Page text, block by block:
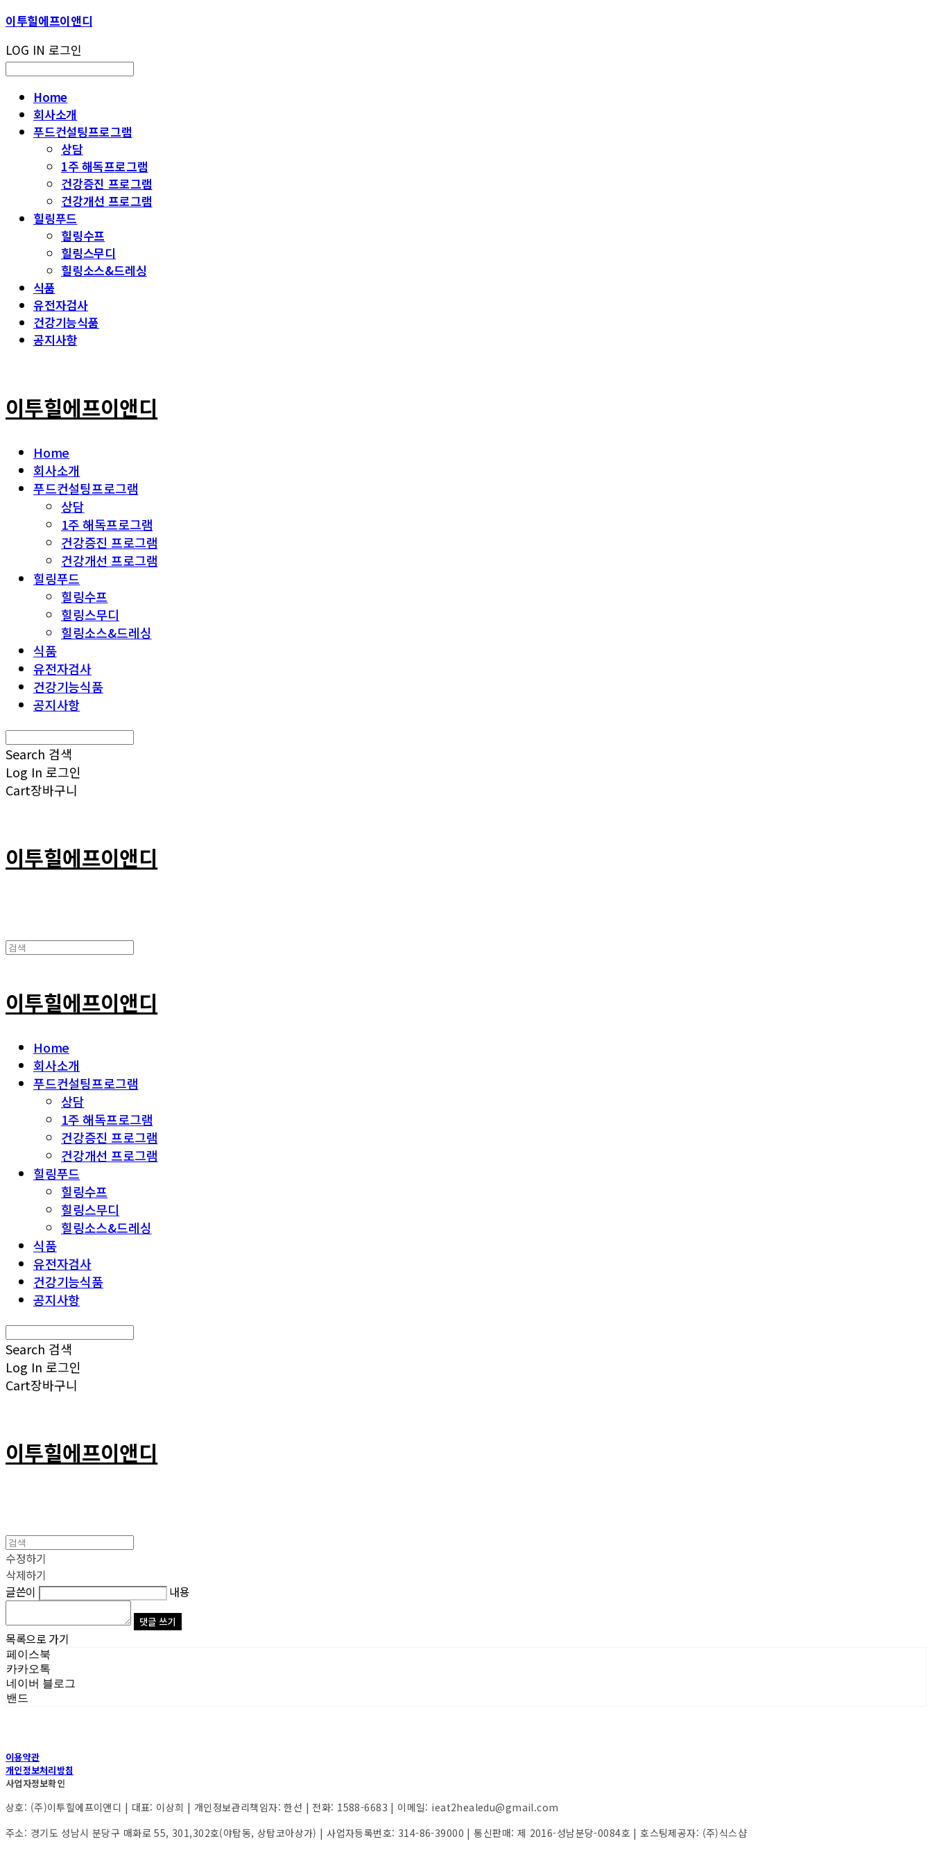
이투힐에프이앤디
LOG IN 로그인
Home
회사소개
푸드컨설팅프로그램
상담
1주 해독프로그램
건강증진 프로그램
건강개선 프로그램
힐링푸드
힐링수프
힐링스무디
힐링소스&드레싱
식품
유전자검사
건강기능식품
공지사항
이투힐에프이앤디
Home
회사소개
푸드컨설팅프로그램
상담
1주 해독프로그램
건강증진 프로그램
건강개선 프로그램
힐링푸드
힐링수프
힐링스무디
힐링소스&드레싱
식품
유전자검사
건강기능식품
공지사항
Search 검색
Log In 로그인
Cart장바구니
이투힐에프이앤디
이투힐에프이앤디
Home
회사소개
푸드컨설팅프로그램
상담
1주 해독프로그램
건강증진 프로그램
건강개선 프로그램
힐링푸드
힐링수프
힐링스무디
힐링소스&드레싱
식품
유전자검사
건강기능식품
공지사항
Search 검색
Log In 로그인
Cart장바구니
이투힐에프이앤디
수정하기
삭제하기
글쓴이
내용
댓글 쓰기
목록으로 가기
페이스북
카카오톡
네이버 블로그
밴드
이용약관
개인정보처리방침
사업자정보확인
상호: (주)이투힐에프이앤디 | 대표: 이상희 | 개인정보관리책임자: 한선 | 전화: 1588-6683 | 이메일: ieat2healedu@gmail.com
주소: 경기도 성남시 분당구 매화로 55, 301,302호(야탑동, 상탑코아상가) | 사업자등록번호: 314-86-39000 | 통신판매: 제 2016-성남분당-0084호 | 호스팅제공자: (주)식스샵